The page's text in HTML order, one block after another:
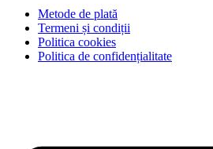
Metode de plată
Termeni și condiții
Politica cookies
Politica de confidențialitate